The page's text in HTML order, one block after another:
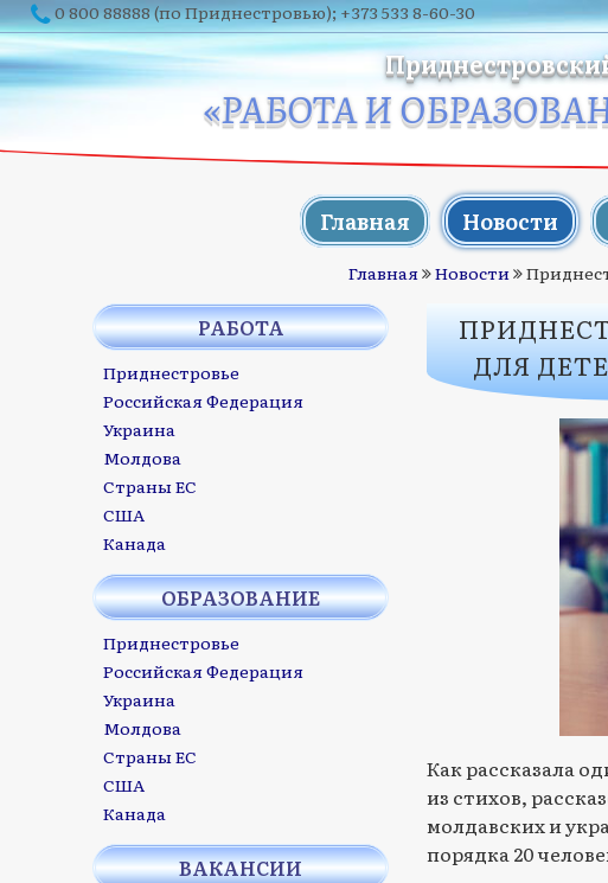
0 800 88888(по Приднестровью); +373 533 8-60-30
«РАБОТА И
Главная Новости
Главная Новости
РАБОТА
Приднестровье
Российская Федерация
Украина
Молдова
Страны ЕС
США
Канада
ОБРАЗОВАНИЕ
Приднестровье
Российская Федерация
Украина
Молдова
Страны ЕС
США
Канада
ВАКАНСИИ
ДЛЯ
Как рассказала
из стихов,
молдавских и
порядка 20